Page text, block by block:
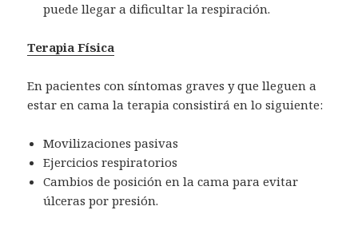
puede llegar a dificultar la respiración.
Terapia Física
En pacientes con síntomas graves y que lleguen a
estar en cama la terapia consistirá en lo siguiente:
Movilizaciones pasivas
Ejercicios respiratorios
Cambios de posición en la cama para evitar
úlceras por presión.